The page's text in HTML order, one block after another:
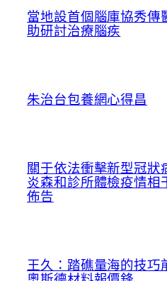
當地設首個腦庫協秀傳
助研討治療腦疾
朱治台包養網心得昌
關于依法衝擊新型冠狀
炎森和診所體檢疫情相
佈告
王久：踏礁量海的技巧